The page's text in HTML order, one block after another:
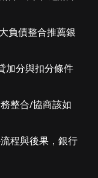
負債整合推薦銀
加分與扣分條件
整合/協商該如
程與後果，銀行